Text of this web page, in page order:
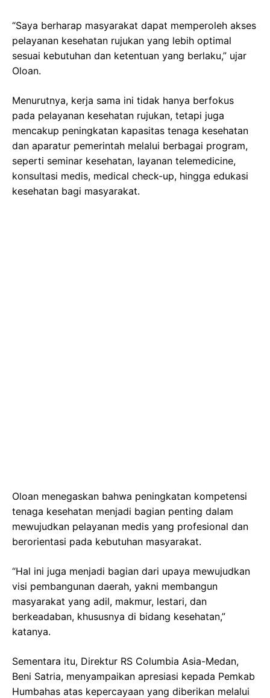
“Saya berharap masyarakat dapat memperoleh akses
pelayanan kesehatan rujukan yang lebih optimal
sesuai kebutuhan dan ketentuan yang berlaku,” ujar
Oloan.
Menurutnya, kerja sama ini tidak hanya berfokus
pada pelayanan kesehatan rujukan, tetapi juga
mencakup peningkatan kapasitas tenaga kesehatan
dan aparatur pemerintah melalui berbagai program,
seperti seminar kesehatan, layanan telemedicine,
konsultasi medis, medical check-up, hingga edukasi
kesehatan bagi masyarakat.
Oloan menegaskan bahwa peningkatan kompetensi
tenaga kesehatan menjadi bagian penting dalam
mewujudkan pelayanan medis yang profesional dan
berorientasi pada kebutuhan masyarakat.
“Hal ini juga menjadi bagian dari upaya mewujudkan
visi pembangunan daerah, yakni membangun
masyarakat yang adil, makmur, lestari, dan
berkeadaban, khususnya di bidang kesehatan,”
katanya.
Sementara itu, Direktur RS Columbia Asia-Medan,
Beni Satria, menyampaikan apresiasi kepada Pemkab
Humbahas atas kepercayaan yang diberikan melalui